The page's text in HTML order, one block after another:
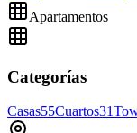
Apartamentos
Categorías
Casas55Cuartos31